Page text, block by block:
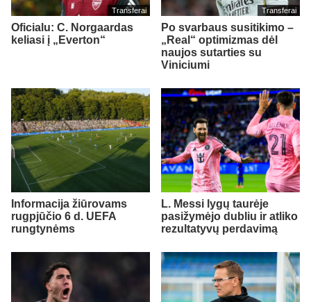
Transferai
Oficialu: C. Norgaardas
keliasi į „Everton“
Transferai
Po svarbaus susitikimo –
„Real“ optimizmas dėl
naujos sutarties su
Viniciumi
Informacija žiūrovams
rugpjūčio 6 d. UEFA
rungtynėms
L. Messi lygų taurėje
pasižymėjo dubliu ir atliko
rezultatyvų perdavimą